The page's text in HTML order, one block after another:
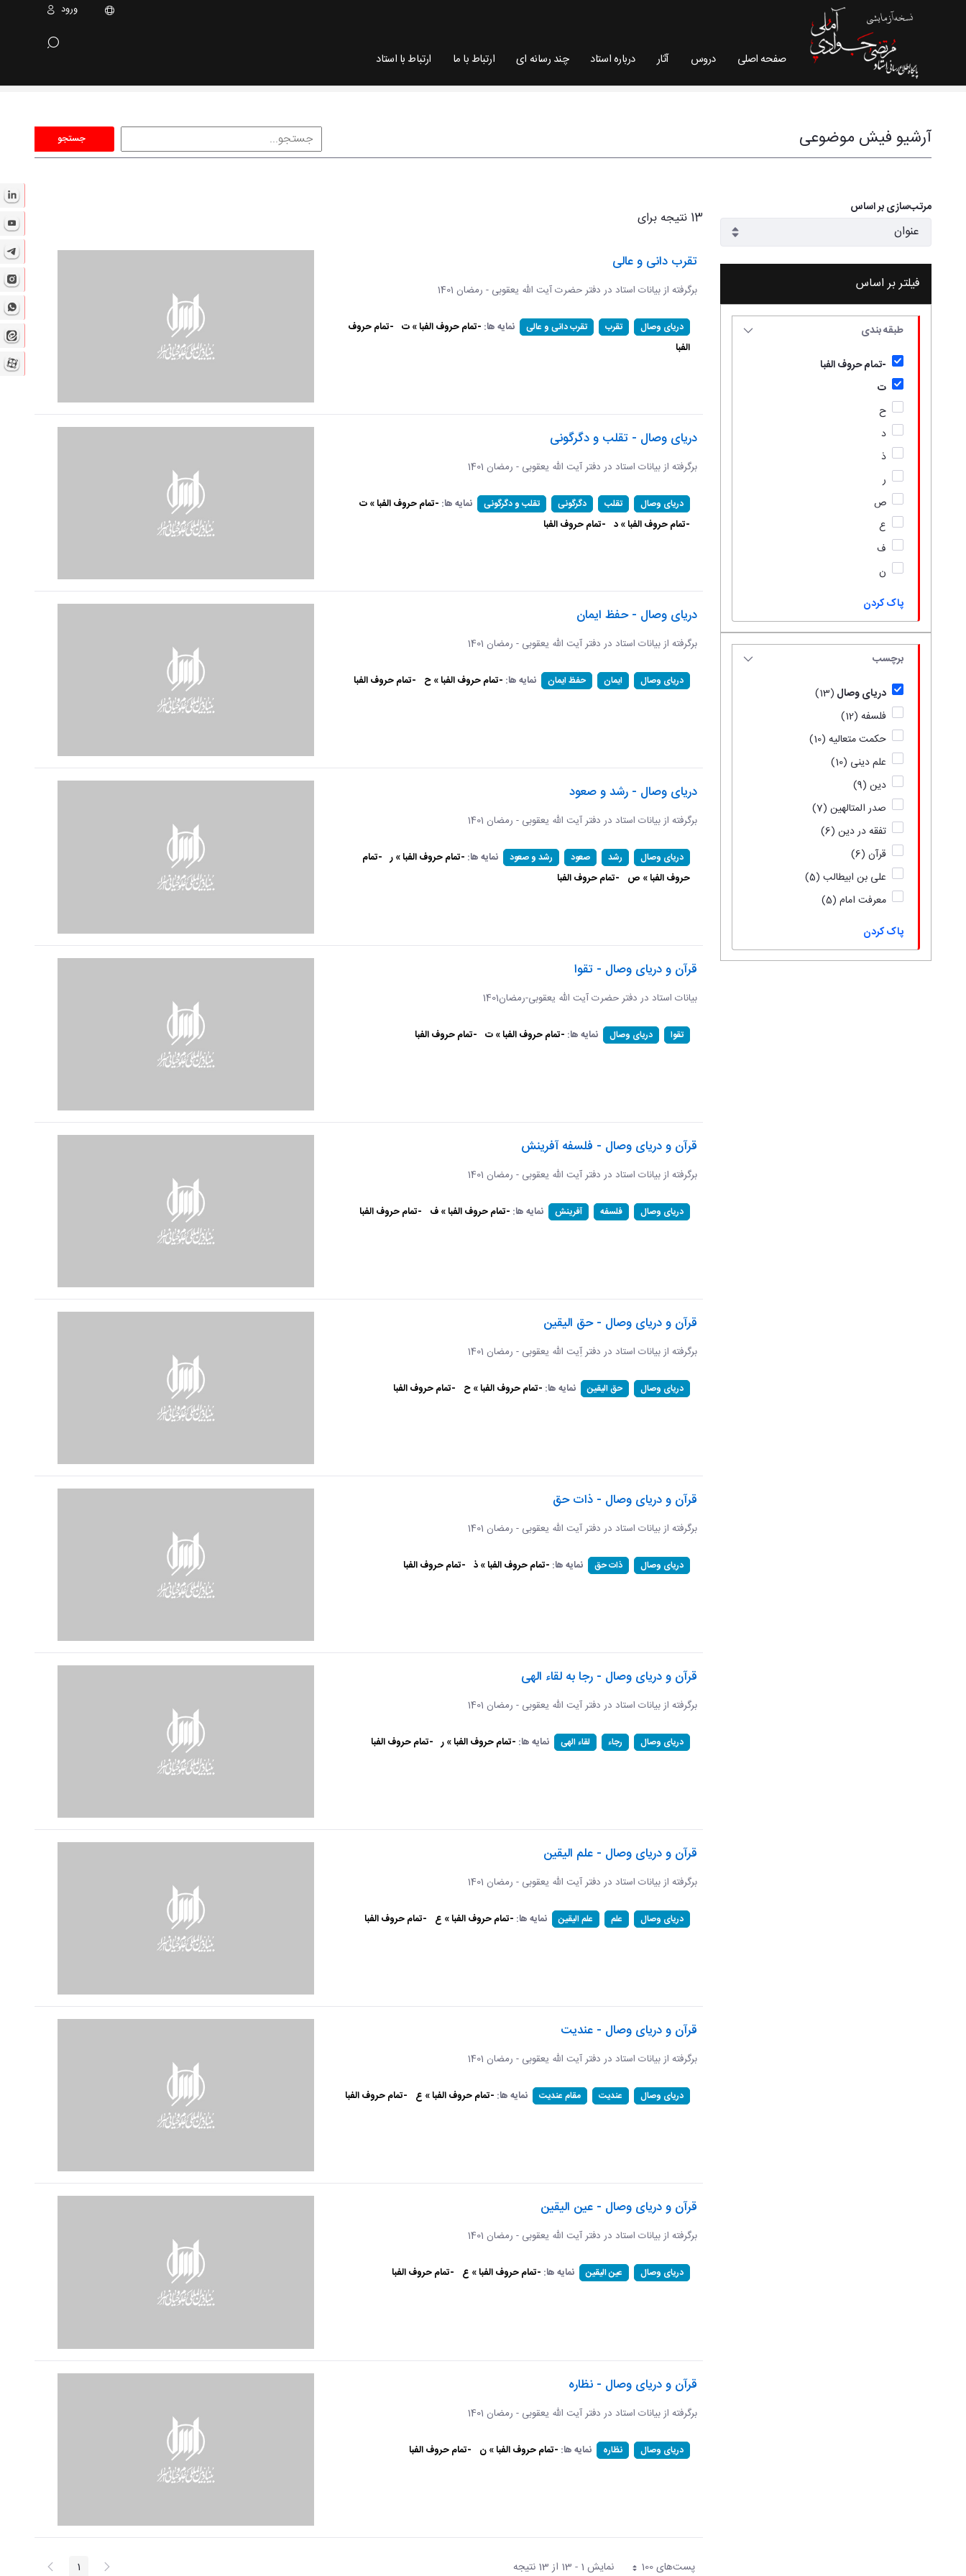
ورود
صفحه اصلی دروس آثار درباره استاد چند رسانه ای ارتباط با ما ارتباط با استاد
آرشیو فیش موضوعی
جستجو
مرتب‌سازی بر اساس
فیلتر بر اساس
طبقه بندی
-تمام حروف الفبا
ت
ح
د
ذ
ر
ص
ع
ف
ن
پاک کردن
برچسب
دریای وصال (13)
فلسفه (12)
حکمت متعالیه (10)
علم دینی (10)
دین (9)
صدر المتالهین (7)
تفقه در دین (6)
قرآن (6)
علی بن ابیطالب (5)
معرفت امام (5)
پاک کردن
13 نتیجه برای
تقرب دانی و عالی
برگرفته از بیانات استاد در دفتر حضرت آیت الله یعقوبی - رمضان 1401
دریای وصال تقرب تقرب دانی و عالی نمایه ها: -تمام حروف الفبا » ت -تمام حروف
الفبا
دریای وصال - تقلب و دگرگونی
برگرفته از بیانات استاد در دفتر آیت الله یعقوبی - رمضان 1401
دریای وصال تقلب دگرگونی تقلب و دگرگونی نمایه ها: -تمام حروف الفبا » ت
-تمام حروف الفبا » د -تمام حروف الفبا
دریای وصال - حفظ ایمان
برگرفته از بیانات استاد در دفتر آیت الله یعقوبی - رمضان 1401
دریای وصال ایمان حفظ ایمان نمایه ها: -تمام حروف الفبا » ح -تمام حروف الفبا
دریای وصال - رشد و صعود
برگرفته از بیانات استاد در دفتر آیت الله یعقوبی - رمضان 1401
دریای وصال رشد صعود رشد و صعود نمایه ها: -تمام حروف الفبا » ر -تمام
حروف الفبا » ص -تمام حروف الفبا
قرآن و دریای وصال - تقوا
بیانات استاد در دفتر حضرت آیت الله یعقوبی-رمضان1401
تقوا دریای وصال نمایه ها: -تمام حروف الفبا » ت -تمام حروف الفبا
قرآن و دریای وصال - فلسفه آفرینش
برگرفته از بیانات استاد در دفتر آیت الله یعقوبی - رمضان 1401
دریای وصال فلسفه آفرینش نمایه ها: -تمام حروف الفبا » ف -تمام حروف الفبا
قرآن و دریای وصال - حق الیقین
برگرفته از بیانات استاد در دفتر آِیت الله یعقوبی - رمضان 1401
دریای وصال حق الیقین نمایه ها: -تمام حروف الفبا » ح -تمام حروف الفبا
قرآن و دریای وصال - ذات حق
برگرفته از بیانات استاد در دفتر آیت الله یعقوبی - رمضان 1401
دریای وصال ذات حق نمایه ها: -تمام حروف الفبا » ذ -تمام حروف الفبا
قرآن و دریای وصال - رجا به لقاء الهی
برگرفته از بیانات استاد در دفتر آیت الله یعقوبی - رمضان 1401
دریای وصال رجاء لقاء الهی نمایه ها: -تمام حروف الفبا » ر -تمام حروف الفبا
قرآن و دریای وصال - علم الیقین
برگرفته از بیانات استاد در دفتر آیت الله یعقوبی - رمضان 1401
دریای وصال علم علم الیقین نمایه ها: -تمام حروف الفبا » ع -تمام حروف الفبا
قرآن و دریای وصال - عندیت
برگرفته از بیانات استاد در دفتر آیت الله یعقوبی - رمضان 1401
دریای وصال عندیت مقام عندیت نمایه ها: -تمام حروف الفبا » ع -تمام حروف الفبا
قرآن و دریای وصال - عین الیقین
برگرفته از بیانات استاد در دفتر آیت الله یعقوبی - رمضان 1401
دریای وصال عین الیقین نمایه ها: -تمام حروف الفبا » ع -تمام حروف الفبا
قرآن و دریای وصال - نظاره
برگرفته از بیانات استاد در دفتر آیت الله یعقوبی - رمضان 1401
دریای وصال نظاره نمایه ها: -تمام حروف الفبا » ن -تمام حروف الفبا
پست‌‌های 100هر صفحه نمایش 1 - 13 از 13 نتیجه پیغام صفحه1 صفحه